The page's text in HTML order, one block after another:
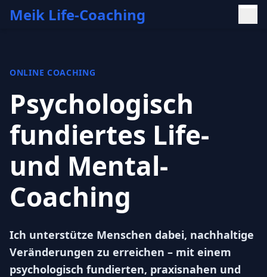
Meik Life-Coaching
ONLINE COACHING
Psychologisch
fundiertes Life-
und Mental-
Coaching
Ich unterstütze Menschen dabei, nachhaltige
Veränderungen zu erreichen – mit einem
psychologisch fundierten, praxisnahen und